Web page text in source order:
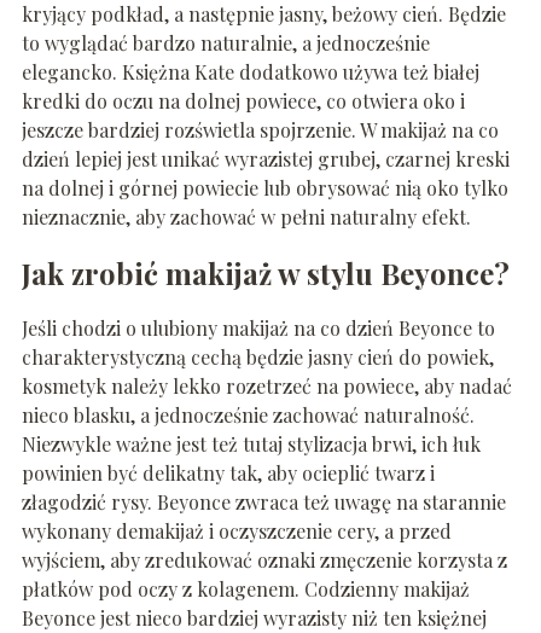
kryjący podkład, a następnie jasny, beżowy cień. Będzie
to wyglądać bardzo naturalnie, a jednocześnie
elegancko. Księżna Kate dodatkowo używa też białej
kredki do oczu na dolnej powiece, co otwiera oko i
jeszcze bardziej rozświetla spojrzenie. W makijaż na co
dzień lepiej jest unikać wyrazistej grubej, czarnej kreski
na dolnej i górnej powiecie lub obrysować nią oko tylko
nieznacznie, aby zachować w pełni naturalny efekt.
Jak zrobić makijaż w stylu Beyonce?
Jeśli chodzi o ulubiony makijaż na co dzień Beyonce to
charakterystyczną cechą będzie jasny cień do powiek,
kosmetyk należy lekko rozetrzeć na powiece, aby nadać
nieco blasku, a jednocześnie zachować naturalność.
Niezwykle ważne jest też tutaj stylizacja brwi, ich łuk
powinien być delikatny tak, aby ocieplić twarz i
złagodzić rysy. Beyonce zwraca też uwagę na starannie
wykonany demakijaż i oczyszczenie cery, a przed
wyjściem, aby zredukować oznaki zmęczenie korzysta z
płatków pod oczy z kolagenem. Codzienny makijaż
Beyonce jest nieco bardziej wyrazisty niż ten księżnej